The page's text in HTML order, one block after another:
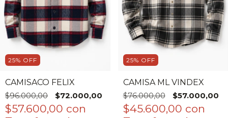
25% OFF
CAMISACO FELIX
$96.000,00
$72.000,00
$57.600,00 con
25% OFF
CAMISA ML VINDEX
$76.000,00
$57.000,00
$45.600,00 con